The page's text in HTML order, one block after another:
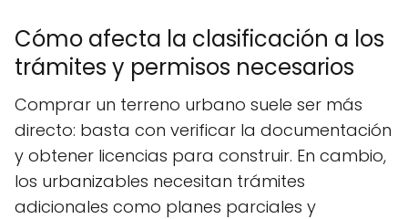
Cómo afecta la clasificación a los
trámites y permisos necesarios
Comprar un terreno urbano suele ser más
directo: basta con verificar la documentación
y obtener licencias para construir. En cambio,
los urbanizables necesitan trámites
adicionales como planes parciales y